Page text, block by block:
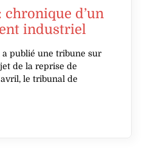
chronique d’un
industriel
publié une tribune sur
de la reprise de
le tribunal de